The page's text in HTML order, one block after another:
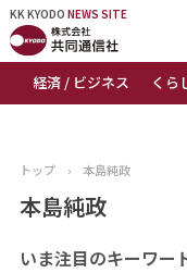
KK KYODO NEWS SITE
経済 / ビジネス くら
KK KYODONEWS SITE
トップページ
ニュース
おすすめコンテンツ
トップ › 本島純政
本島純政
いま注目のキーワー